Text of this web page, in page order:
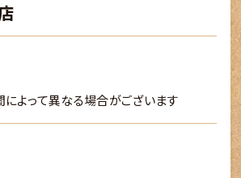
よって異なる場合がございます